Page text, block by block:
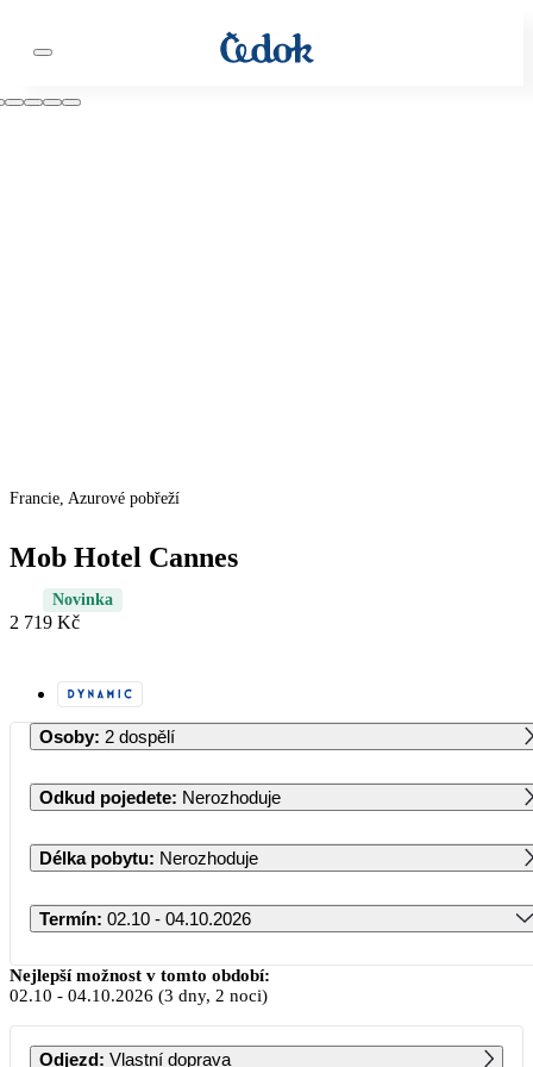
Francie, Azurové pobřeží
Mob Hotel Cannes
Novinka
2 719 Kč
Osoby: 2 dospělí
Odkud pojedete: Nerozhoduje
Délka pobytu: Nerozhoduje
Termín: 02.10 - 04.10.2026
Říjen 2026
PO ÚT ST ČT PÁ SO NE
Nejlepší možnost v tomto období:
02.10 - 04.10.2026 (3 dny, 2 noci)
Odjezd: Vlastní doprava